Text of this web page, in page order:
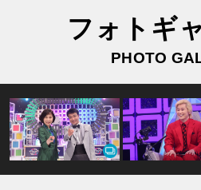
フォトギ
PHOTO